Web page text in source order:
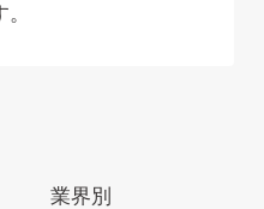
業界別